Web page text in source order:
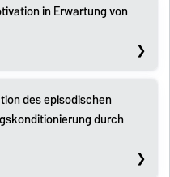
in Erwartung von
des episodischen
durch